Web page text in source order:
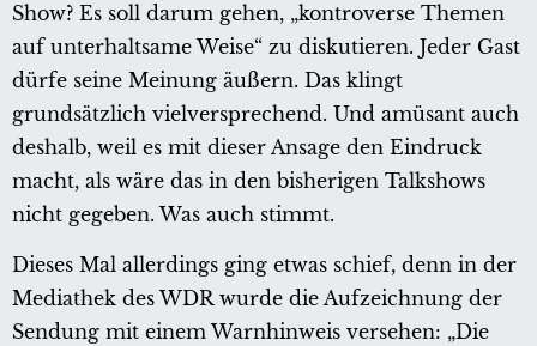
Show? Es soll darum gehen, „kontroverse Themen
auf unterhaltsame Weise“ zu diskutieren. Jeder Gast
dürfe seine Meinung äußern. Das klingt
grundsätzlich vielversprechend. Und amüsant auch
deshalb, weil es mit dieser Ansage den Eindruck
macht, als wäre das in den bisherigen Talkshows
nicht gegeben. Was auch stimmt.
Dieses Mal allerdings ging etwas schief, denn in der
Mediathek des WDR wurde die Aufzeichnung der
Sendung mit einem Warnhinweis versehen: „Die